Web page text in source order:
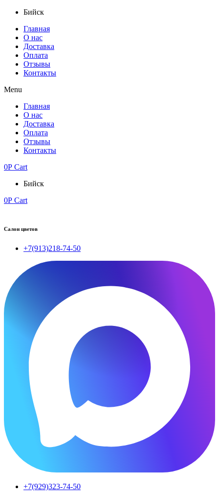
Бийск
Главная
О нас
Доставка
Оплата
Отзывы
Контакты
Menu
Главная
О нас
Доставка
Оплата
Отзывы
Контакты
0Р Cart
Бийск
0Р Cart
Салон цветов
+7(913)218-74-50
+7(929)323-74-50